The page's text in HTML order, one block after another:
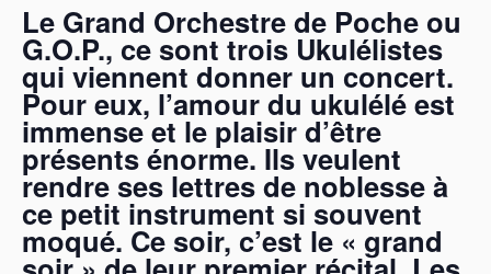
Le Grand Orchestre de Poche ou
G.O.P., ce sont trois Ukulélistes
qui viennent donner un concert.
Pour eux, l’amour du ukulélé est
immense et le plaisir d’être
présents énorme. Ils veulent
rendre ses lettres de noblesse à
ce petit instrument si souvent
moqué. Ce soir, c’est le « grand